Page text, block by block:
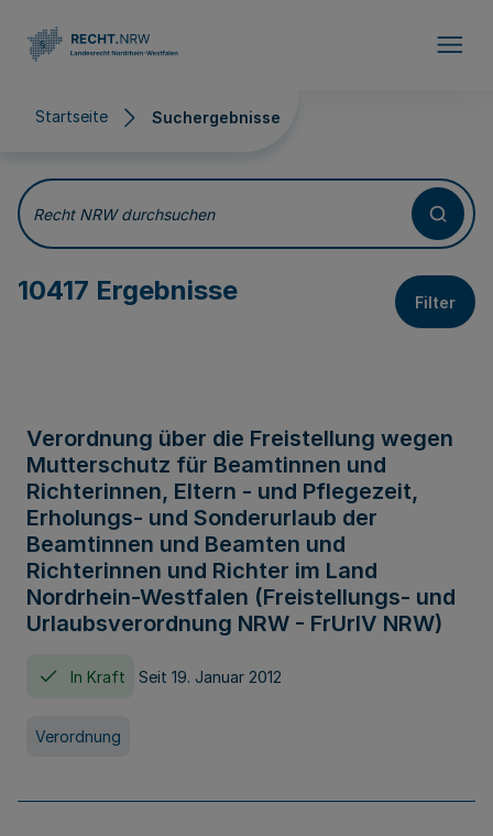
Startseite Suchergebnisse
Suchergebnisse
Recht NRW durchsuchen
10417 Ergebnisse Filter
Verordnung über die Freistellung wegen
Mutterschutz für Beamtinnen und
Richterinnen, Eltern - und Pflegezeit,
Erholungs- und Sonderurlaub der
Beamtinnen und Beamten und
Richterinnen und Richter im Land
Nordrhein-Westfalen (Freistellungs- und
Urlaubsverordnung NRW - FrUrlV NRW)
In Kraft Seit 19. Januar 2012
Verordnung